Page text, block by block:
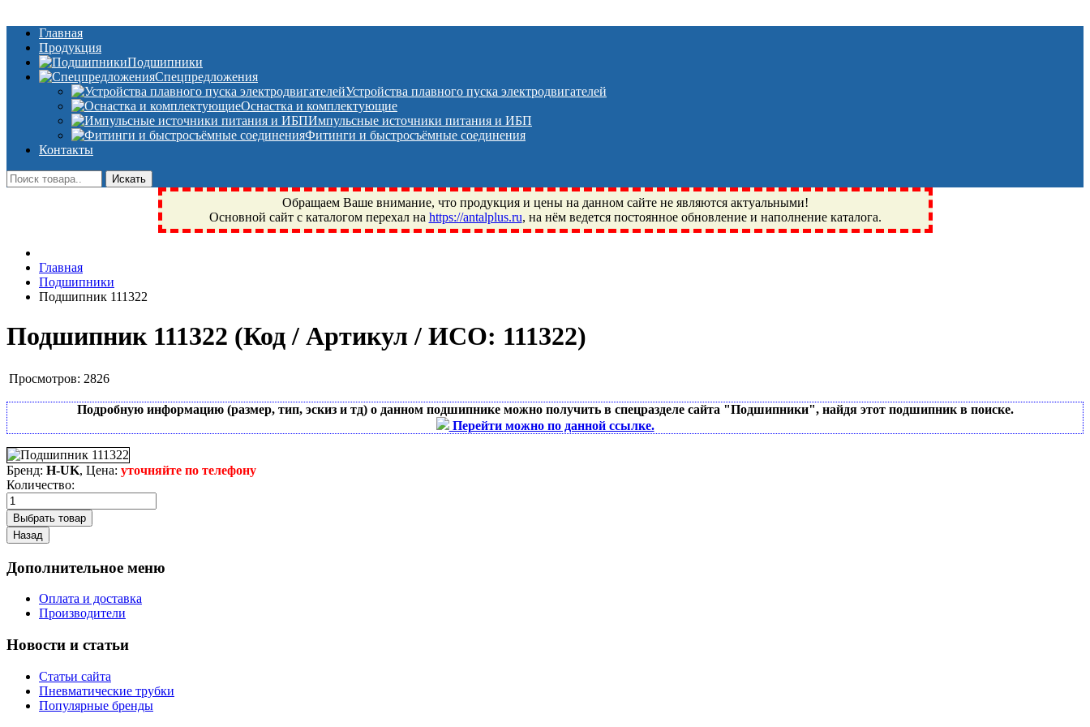
Главная
Продукция
Подшипники
Спецпредложения
Устройства плавного пуска электродвигателей
Оснастка и комплектующие
Импульсные источники питания и ИБП
Фитинги и быстросъёмные соединения
Контакты
Обращаем Ваше внимание, что продукция и цены на данном сайте не являются актуальными!
Основной сайт с каталогом перехал на https://antalplus.ru, на нём ведется постоянное обновление и наполнение каталога.
Фрязино, Антал+, плюс, Свердловский, Загорянский, Юбилейный, Щелково, Москва, Пушкино, Королёв, Балашиха, Фряново, Монино, Ивантеевка, подшипники, пневматика, метизы,
техника, сварочные аппараты, NIS, NSK, JED, KPT, NXZ, ГПЗ, Neutral, WHX, ZWZ, CRAFT, СПЗ-4, NECTECH, KG, LQY, DPI, BSN, SPZ, РФ, BMZ, ХАРП, CX, РОЛТОМ, APZ, FBJ, KYK,
NTN, SKF, купить, заказать
Главная
Подшипники
Подшипник 111322
Подшипник 111322 (Код / Артикул / ИСО: 111322)
Просмотров: 2826
Подробную информацию (размер, тип, эскиз и тд) о данном подшипнике можно получить в спецразделе сайта "Подшипники", найдя этот подшипник в поиске.
Перейти можно по данной ссылке.
Бренд: H-UK, Цена: уточняйте по телефону
Количество:
Дополнительное меню
Оплата и доставка
Производители
Новости и статьи
Статьи сайта
Пневматические трубки
Популярные бренды